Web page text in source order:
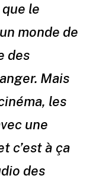
que le
monde de
des
Mais
les
une
c’est à ça
des